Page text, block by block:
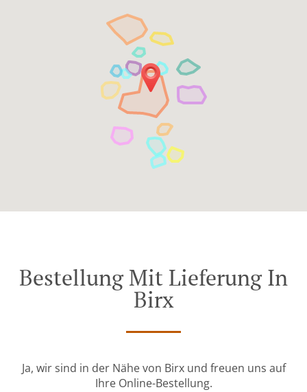
Bestellung Mit Lieferung In
Birx
Ja, wir sind in der Nähe von Birx und freuen uns auf
Ihre Online-Bestellung.